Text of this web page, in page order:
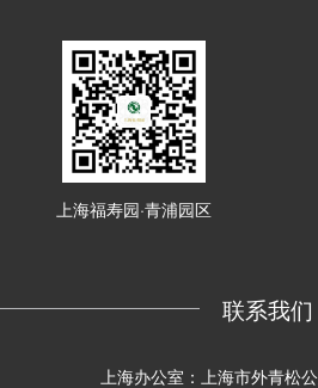
上海福寿园·青浦园区
联系我们
上海办公室：上海市外青松